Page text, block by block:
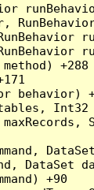
+288
behavior)
DataSet
+90